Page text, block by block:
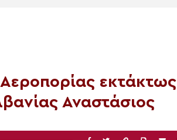
εκτάκτως
Αναστάσιος